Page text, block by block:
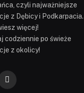
czyli najważniejsze
z Dębicy i Podkarpacia.
więcej!
codziennie po świeże
z okolicy!
YouTube